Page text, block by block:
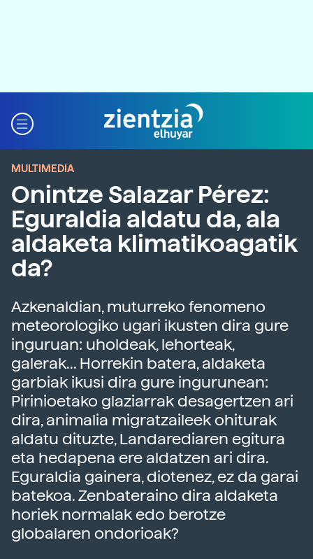
MULTIMEDIA
Onintze Salazar Pérez:
Eguraldia aldatu da, ala
aldaketa klimatikoagatik
da?
Azkenaldian, muturreko fenomeno
meteorologiko ugari ikusten dira gure
inguruan: uholdeak, lehorteak,
galerak... Horrekin batera, aldaketa
garbiak ikusi dira gure ingurunean:
Pirinioetako glaziarrak desagertzen ari
dira, animalia migratzaileek ohiturak
aldatu dituzte, Landarediaren egitura
eta hedapena ere aldatzen ari dira.
Eguraldia gainera, diotenez, ez da garai
batekoa. Zenbateraino dira aldaketa
horiek normalak edo berotze
globalaren ondorioak?